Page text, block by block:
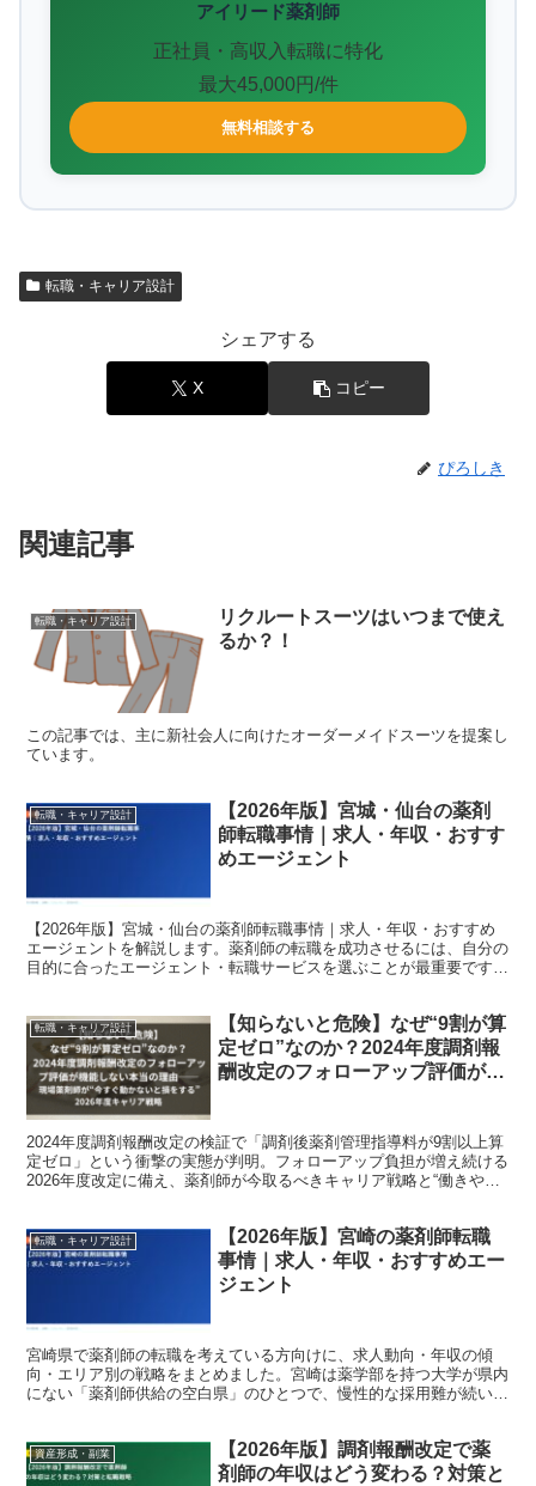
アイリード薬剤師
正社員・高収入転職に特化
最大45,000円/件
無料相談する
転職・キャリア設計
シェアする
X コピー
ぴろしき
関連記事
転職・キャリア設計
リクルートスーツはいつまで使え
るか？！
この記事では、主に新社会人に向けたオーダーメイドスーツを提案し
ています。
転職・キャリア設計
【2026年版】宮城・仙台の薬剤
師転職事情｜求人・年収・おすす
めエージェント
【2026年版】宮城・仙台の薬剤師転職事情｜求人・年収・おすすめ
エージェントを解説します。薬剤師の転職を成功させるには、自分の
目的に合ったエージェント・転職サービスを選ぶことが最重要です。
転職・キャリア設計
【知らないと危険】なぜ“9割が算
定ゼロ”なのか？2024年度調剤報
酬改定のフォローアップ評価が機
る”2026年度キャリア戦略
2024年度調剤報酬改定の検証で「調剤後薬剤管理指導料が9割以上算
定ゼロ」という衝撃の実態が判明。フォローアップ負担が増え続ける
2026年度改定に備え、薬剤師が今取るべきキャリア戦略と“働きやす
転職・キャリア設計
【2026年版】宮崎の薬剤師転職
事情｜求人・年収・おすすめエー
ジェント
宮崎県で薬剤師の転職を考えている方向けに、求人動向・年収の傾
向・エリア別の戦略をまとめました。宮崎は薬学部を持つ大学が県内
にない「薬剤師供給の空白県」のひとつで、慢性的な採用難が続いて
資産形成・副業
【2026年版】調剤報酬改定で薬
剤師の年収はどう変わる？対策と